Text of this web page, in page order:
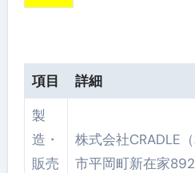
項目
詳細
製
造・
販売
株式会社CRADLE
市平岡町新在家892-